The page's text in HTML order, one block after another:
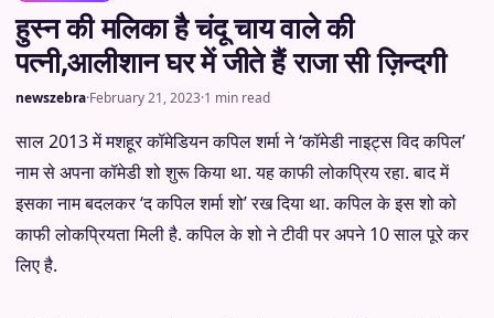
हुस्न की मलिका है चंदू चाय वाले की
पत्नी,आलीशान घर में जीते हैं राजा सी ज़िन्दगी
newszebra·February 21, 2023·1 min read
साल 2013 में मशहूर कॉमेडियन कपिल शर्मा ने ‘कॉमेडी नाइट्स विद कपिल’
नाम से अपना कॉमेडी शो शुरू किया था. यह काफी लोकप्रिय रहा. बाद में
इसका नाम बदलकर ‘द कपिल शर्मा शो’ रख दिया था. कपिल के इस शो को
काफी लोकप्रियता मिली है. कपिल के शो ने टीवी पर अपने 10 साल पूरे कर
लिए है.